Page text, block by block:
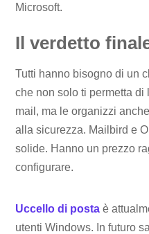
Microsoft.
Il verdetto
Tutti hanno bisogno di un
che non solo ti permetta
mail, ma le organizzi
alla sicurezza. Mailbird e
solide. Hanno un prezzo
configurare.
Uccello di posta è
utenti Windows. In futuro